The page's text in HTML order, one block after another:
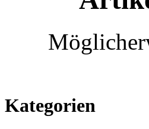
Kategorien